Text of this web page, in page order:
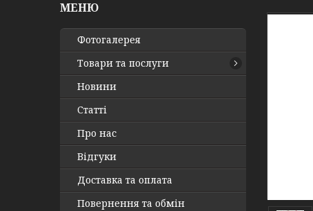
Фотогалерея
Товари та послуги
Новини
Статті
Про нас
Відгуки
Доставка та оплата
Повернення та обмін